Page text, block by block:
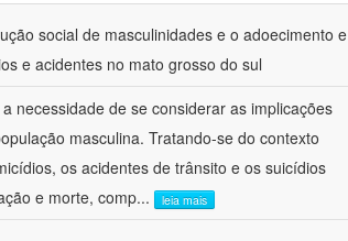
social de masculinidades e o adoecimento e
e acidentes no mato grosso do sul
necessidade de se considerar as implicações
masculina. Tratando-se do contexto
os acidentes de trânsito e os suicídios
e morte, comp... leia mais